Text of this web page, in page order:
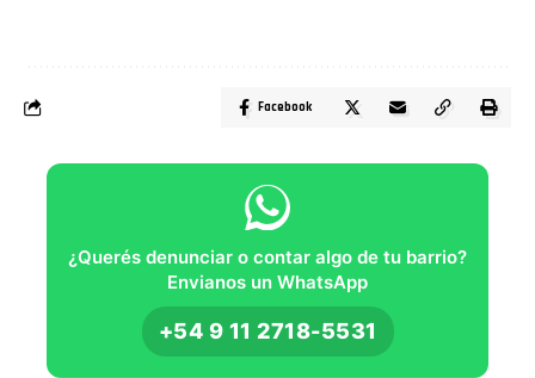
Facebook
¿Querés denunciar o contar algo de tu barrio?
Envianos un WhatsApp
+54 9 11 2718-5531